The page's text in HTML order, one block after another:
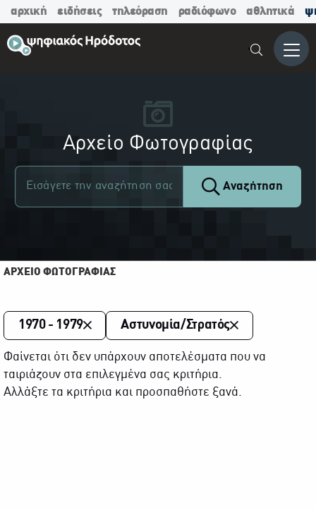
αρχική ειδήσεις τηλεόραση ραδιόφωνο αθλητικά
Μενού
Αρχείο Φωτογραφίας
Αναζήτηση
ΑΡΧΕΙΟ ΦΩΤΟΓΡΑΦΙΑΣ
1970 - 1979 Αστυνομία/Στρατός
Φαίνεται ότι δεν υπάρχουν αποτελέσματα που να
ταιριάζουν στα επιλεγμένα σας κριτήρια.
Αλλάξτε τα κριτήρια και προσπαθήστε ξανά.